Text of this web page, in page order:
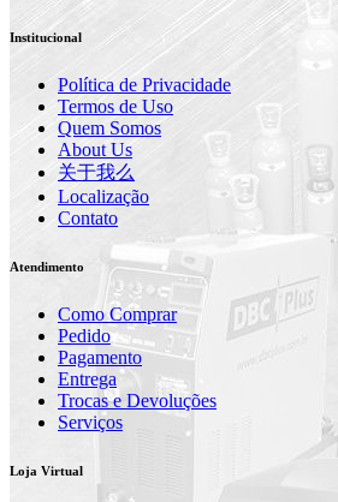
Institucional
Política de Privacidade
Termos de Uso
Quem Somos
About Us
关于我么
Localização
Contato
Atendimento
Como Comprar
Pedido
Pagamento
Entrega
Trocas e Devoluções
Serviços
Loja Virtual